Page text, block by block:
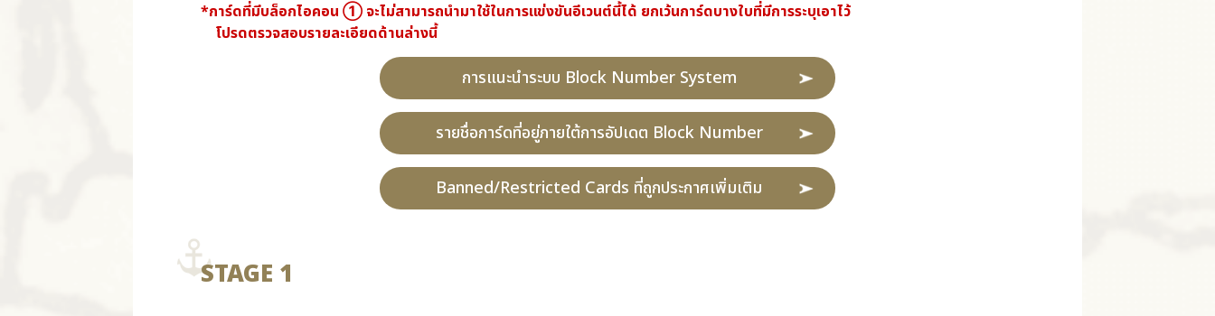
*การ์ดที่มีบล็อกไอคอน ① จะไม่สามารถนำมาใช้ในการแข่งขันอีเวนต์นี้ได้ ยกเว้นการ์ดบางใบที่มีการระบุเอาไว้
โปรดตรวจสอบรายละเอียดด้านล่างนี้
การแนะนำระบบ Block Number System
รายชื่อการ์ดที่อยู่ภายใต้การอัปเดต Block Number
Banned/Restricted Cards ที่ถูกประกาศเพิ่มเติม
STAGE 1